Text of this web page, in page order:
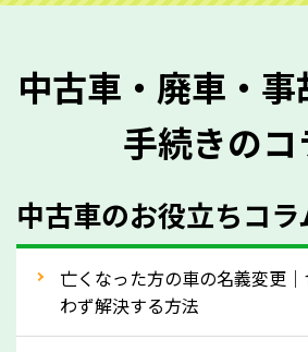
質問させていただく内容は以下の
メーカー／車種
型式／グレード
走行距離（例：約〇万キロ）
車検の満了日
内装や外装の状態
中古車・廃車・事
手続きのコ
中古車のお役立ちコラ
亡くなった方の車の名義変更
わず解決する方法